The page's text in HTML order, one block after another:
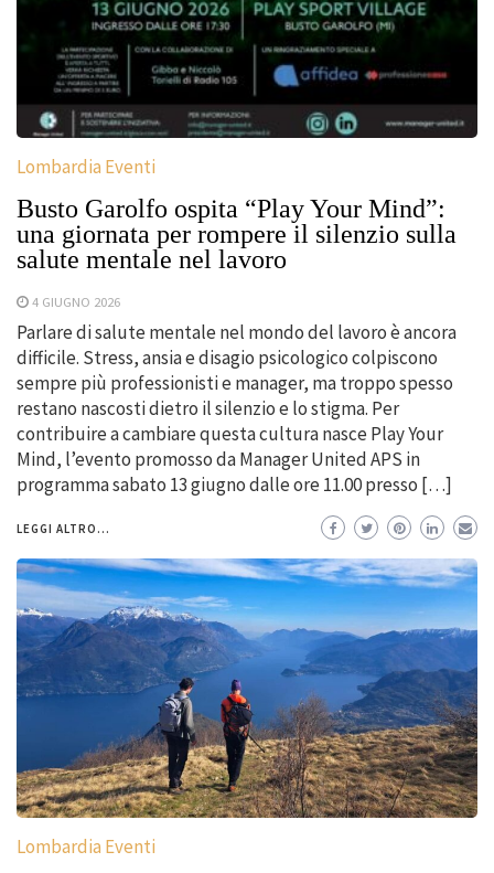
Lombardia Eventi
Busto Garolfo ospita “Play Your Mind”:
una giornata per rompere il silenzio sulla
salute mentale nel lavoro
4 GIUGNO 2026
Parlare di salute mentale nel mondo del lavoro è ancora
difficile. Stress, ansia e disagio psicologico colpiscono
sempre più professionisti e manager, ma troppo spesso
restano nascosti dietro il silenzio e lo stigma. Per
contribuire a cambiare questa cultura nasce Play Your
Mind, l’evento promosso da Manager United APS in
programma sabato 13 giugno dalle ore 11.00 presso […]
LEGGI ALTRO...
Lombardia Eventi